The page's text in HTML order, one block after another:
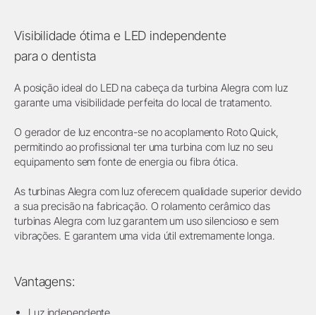
Visibilidade ótima e LED independente
para o dentista
A posição ideal do LED na cabeça da turbina Alegra com luz
garante uma visibilidade perfeita do local de tratamento.
O gerador de luz encontra-se no acoplamento Roto Quick,
permitindo ao profissional ter uma turbina com luz no seu
equipamento sem fonte de energia ou fibra ótica.
As turbinas Alegra com luz oferecem qualidade superior devido
a sua precisão na fabricação. O rolamento cerâmico das
turbinas Alegra com luz garantem um uso silencioso e sem
vibrações. E garantem uma vida útil extremamente longa.
Vantagens: